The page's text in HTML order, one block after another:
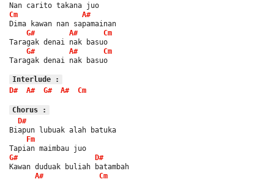
Nan carito takana juo
Cm
A#
Dima kawan nan sapamainan
G#
A#
Cm
Taragak denai nak basuo
G#
A#
Cm
Taragak denai nak basuo
Interlude :
D#
A# G# A# Cm
Chorus :
D#
Biapun lubuak alah batuka
Fm
Tapian maimbau juo
G#
D#
Kawan duduak buliah batambah
A#
Cm